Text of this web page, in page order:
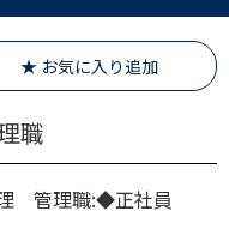
★ お気に入り追加
職
管理職:◆正社員